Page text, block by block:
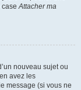
caseAttacher ma
nouveau sujet ou
avez les
message (si vous ne